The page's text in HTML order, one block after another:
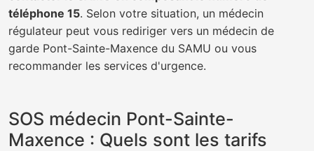
téléphone 15. Selon votre situation, un médecin
régulateur peut vous rediriger vers un médecin de
garde Pont-Sainte-Maxence du SAMU ou vous
recommander les services d'urgence.
SOS médecin Pont-Sainte-
Maxence : Quels sont les tarifs